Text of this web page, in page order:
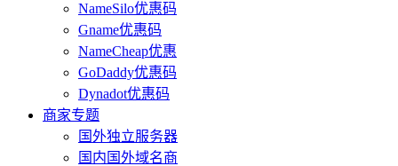
NameSilo优惠码
Gname优惠码
NameCheap优惠
GoDaddy优惠码
Dynadot优惠码
商家专题
国外独立服务器
国内国外域名商